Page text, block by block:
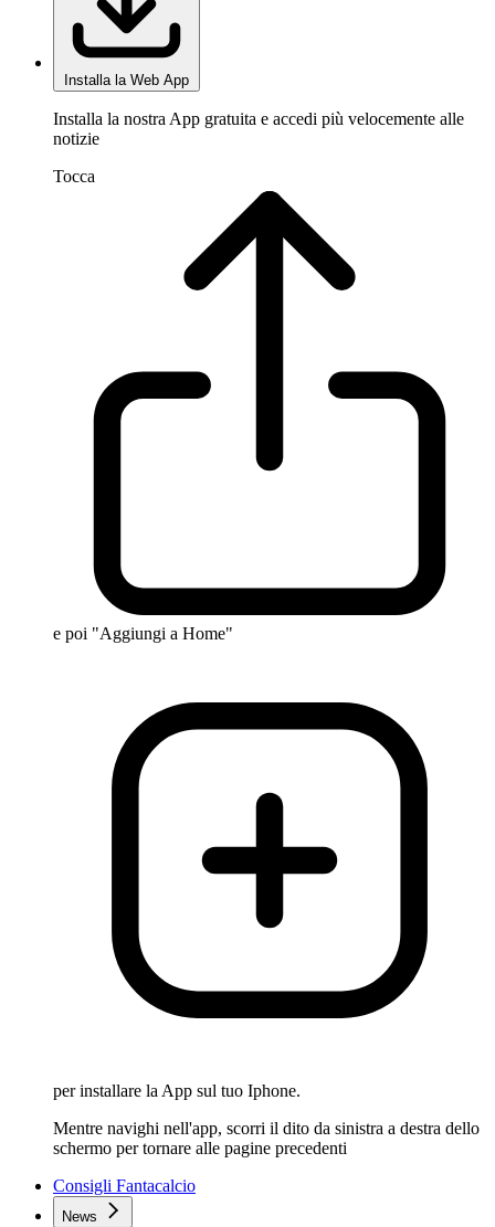
Installa la Web App
Installa la nostra App gratuita e accedi più velocemente alle
notizie
Tocca
e poi "Aggiungi a Home"
per installare la App sul tuo Iphone.
Mentre navighi nell'app, scorri il dito da sinistra a destra dello
schermo per tornare alle pagine precedenti
Consigli Fantacalcio
News